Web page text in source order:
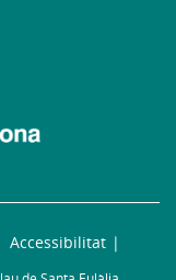
Accessibilitat